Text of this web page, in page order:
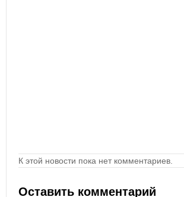
К этой новости пока нет комментариев.
Оставить комментарий